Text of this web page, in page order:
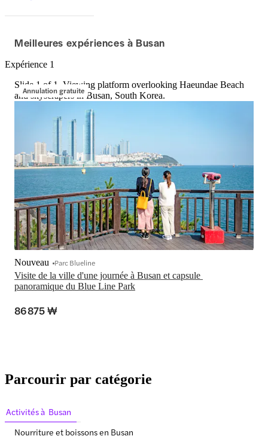
Meilleures expériences à Busan
Expérience 1
Annulation gratuite
Slide 1 of 1, Viewing platform overlooking Haeundae Beach
and skyscrapers in Busan, South Korea.
Visite de la ville d'une journée à Busan et capsule
panoramique du Blue Line Park
Nouveau Parc Blueline
86 875 ₩
Parcourir par catégorie
Activités à Busan
Nourriture et boissons en Busan